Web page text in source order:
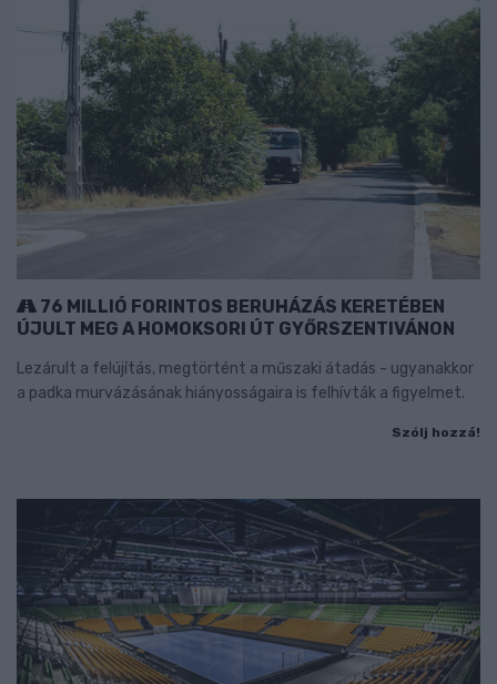
76 MILLIÓ FORINTOS BERUHÁZÁS KERETÉBEN
ÚJULT MEG A HOMOKSORI ÚT GYŐRSZENTIVÁNON
Lezárult a felújítás, megtörtént a műszaki átadás - ugyanakkor
a padka murvázásának hiányosságaira is felhívták a figyelmet.
Szólj hozzá!